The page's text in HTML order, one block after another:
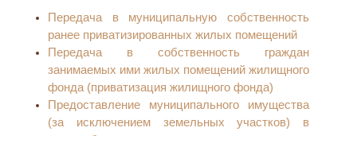
Передача в муниципальную собственность
ранее приватизированных жилых помещений
Передача в собственность граждан
занимаемых ими жилых помещений жилищного
фонда (приватизация жилищного фонда)
Предоставление муниципального имущества
(за исключением земельных участков) в
аренду без проведения торгов